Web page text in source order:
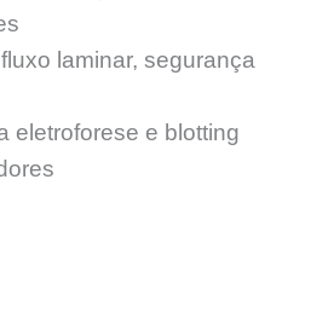
laminar, segurança
eletroforese e blotting